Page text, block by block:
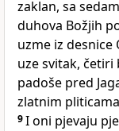
zaklan, sa
duhova Božjih
uzme iz
uze svitak, četiri
padoše pred
zlatnim
9I oni pjevaju